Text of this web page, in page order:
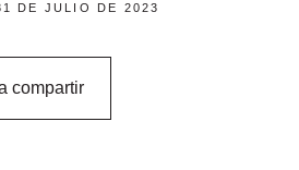
DE JULIO DE 2023
compartir